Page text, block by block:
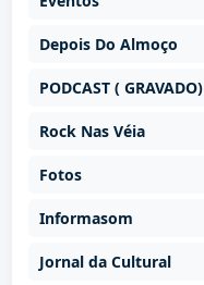
Depois Do Almoço
PODCAST ( GRAVADO)
Rock Nas Véia
Fotos
Informasom
Jornal da Cultural